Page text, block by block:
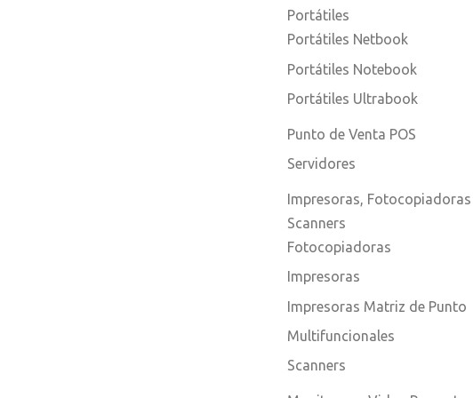
Portátiles
Portátiles Netbook
Portátiles Notebook
Portátiles Ultrabook
Punto de Venta POS
Servidores
Impresoras,
Scanners
Fotocopiadoras
Impresoras
Impresoras Matriz de Punto
Multifuncionales
Scanners